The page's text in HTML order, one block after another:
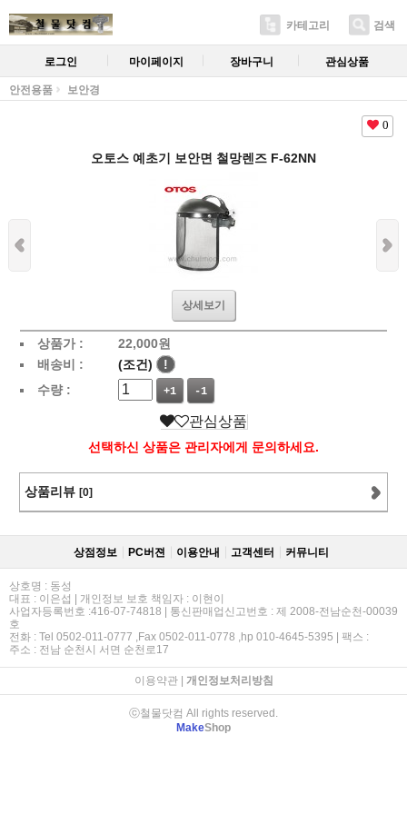
카테고리 검색
로그인 마이페이지 장바구니 관심상품
안전용품 보안경
0
오토스 예초기 보안면 철망렌즈 F-62NN
상세보기
상품가 : 22,000원
배송비 :
(조건)
!
수량 :
+1 -1
관심상품
선택하신 상품은 관리자에게 문의하세요.
상품리뷰 [0]
상점정보 PC버젼 이용안내 고객센터 커뮤니티
상호명 : 동성
대표 : 이은섭 | 개인정보 보호 책임자 : 이현이
사업자등록번호 :416-07-74818 | 통신판매업신고번호 : 제 2008-전남순천-00039
호
전화 : Tel 0502-011-0777 ,Fax 0502-011-0778 ,hp 010-4645-5395 | 팩스 :
주소 : 전남 순천시 서면 순천로17
이용약관| 개인정보처리방침
ⓒ철물닷컴 All rights reserved.
MakeShop